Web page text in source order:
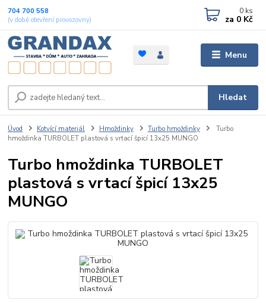
Menu
Hledat
704 700 558
(v době otevření provozovny)
0 ks
za 0 Kč
Úvod Kotvící materiál Hmoždinky Turbo hmoždinky
Turbo
hmoždinka TURBOLET plastová s vrtací špicí 13x25 MUNGO
Turbo hmoždinka TURBOLET
plastová s vrtací špicí 13x25
MUNGO